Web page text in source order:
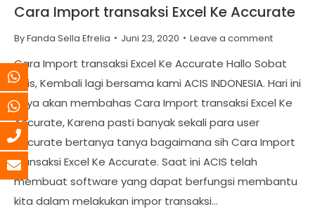
Cara Import transaksi Excel Ke Accurate
ByFanda Sella Efrelia Juni 23, 2020 Leave a comment
Cara Import transaksi Excel Ke Accurate Hallo Sobat
Acis, Kembali lagi bersama kami ACIS INDONESIA. Hari ini
saya akan membahas Cara Import transaksi Excel Ke
Accurate, Karena pasti banyak sekali para user
accurate bertanya tanya bagaimana sih Cara Import
transaksi Excel Ke Accurate. Saat ini ACIS telah
membuat software yang dapat berfungsi membantu
kita dalam melakukan impor transaksi…